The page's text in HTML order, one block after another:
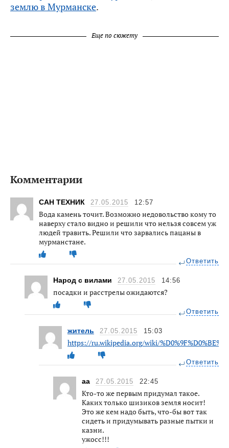
землю в Мурманске.
Еще по сюжету
Комментарии
САН ТЕХНИК 27.05.2015 12:57
Вода камень точит. Возможно недовольство кому то
наверху стало видно и решили что нельзя совсем уж
людей травить. Решили что зарвались пацаны в
мурманстане.
Ответить
Народ с вилами 27.05.2015 14:56
посадки и расстрелы ожидаются?
Ответить
житель 27.05.2015 15:03
https://ru.wikipedia.org/wiki/
Ответить
аа 27.05.2015 22:45
Кто-то же первым придумал такое.
Каких только шизиков земля носит!
Это же кем надо быть, что-бы вот так
сидеть и придумывать разные пытки и
казни.
ужосс!!!